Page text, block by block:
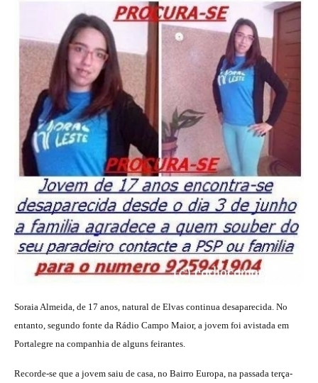
Soraia Almeida, de 17 anos, natural de Elvas continua desaparecida. No
entanto, segundo fonte da Rádio Campo Maior, a jovem foi avistada em
Portalegre na companhia de alguns feirantes.
Recorde-se que a jovem saiu de casa, no Bairro Europa, na passada terça-